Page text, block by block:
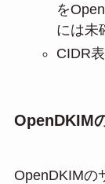
を
には未
CIDR
OpenDKIM
OpenDKIMの